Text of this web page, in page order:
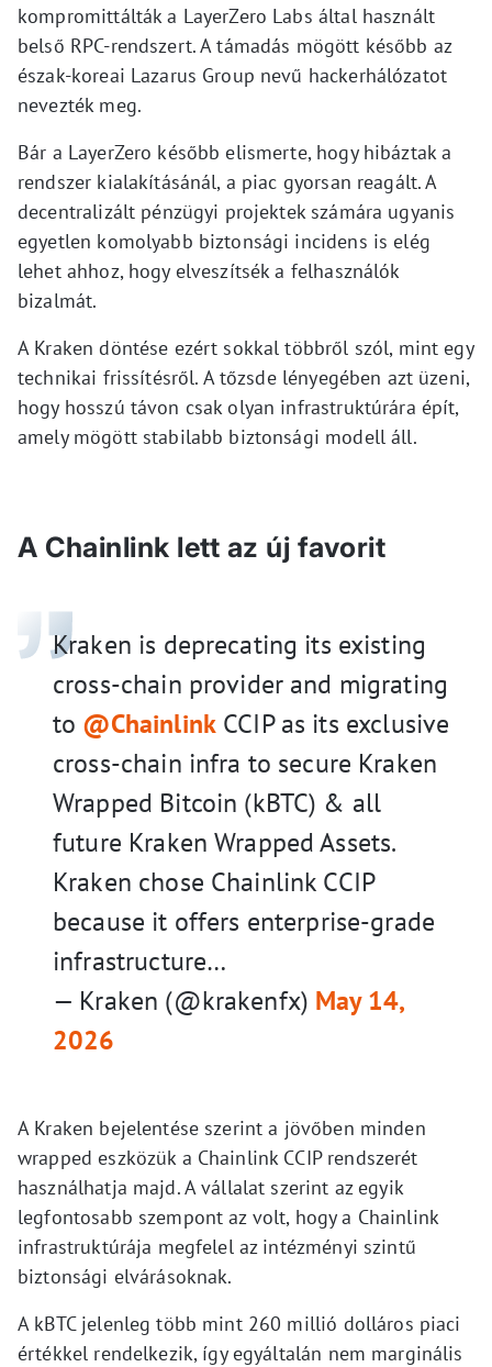
kompromittálták a LayerZero Labs által használt
belső RPC-rendszert. A támadás mögött később az
észak-koreai Lazarus Group nevű hackerhálózatot
nevezték meg.
Bár a LayerZero később elismerte, hogy hibáztak a
rendszer kialakításánál, a piac gyorsan reagált. A
decentralizált pénzügyi projektek számára ugyanis
egyetlen komolyabb biztonsági incidens is elég
lehet ahhoz, hogy elveszítsék a felhasználók
bizalmát.
A Kraken döntése ezért sokkal többről szól, mint egy
technikai frissítésről. A tőzsde lényegében azt üzeni,
hogy hosszú távon csak olyan infrastruktúrára épít,
amely mögött stabilabb biztonsági modell áll.
A Chainlink lett az új favorit
Kraken is deprecating its existing
cross-chain provider and migrating
to @ChainlinkCCIP as its exclusive
cross-chain infra to secure Kraken
Wrapped Bitcoin (kBTC) & all
future Kraken Wrapped Assets.
Kraken chose Chainlink CCIP
because it offers enterprise-grade
infrastructure…
— Kraken (@krakenfx) May 14,
2026
A Kraken bejelentése szerint a jövőben minden
wrapped eszközük a Chainlink CCIP rendszerét
használhatja majd. A vállalat szerint az egyik
legfontosabb szempont az volt, hogy a Chainlink
infrastruktúrája megfelel az intézményi szintű
biztonsági elvárásoknak.
A kBTC jelenleg több mint 260 millió dolláros piaci
értékkel rendelkezik, így egyáltalán nem marginális